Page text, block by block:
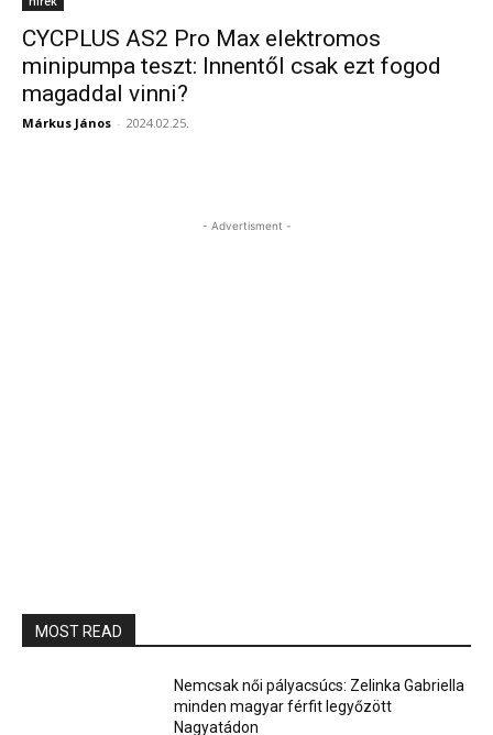
CYCPLUS AS2 Pro Max elektromos
minipumpa teszt: Innentől csak ezt fogod
magaddal vinni?
Márkus János - 2024.02.25.
- Advertisment -
MOST READ
Nemcsak női pályacsúcs: Zelinka Gabriella
minden magyar férfit legyőzött
Nagyatádon